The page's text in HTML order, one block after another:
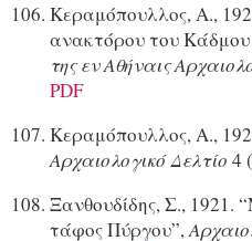
Κεραμόπουλλος, Α.,
ανακτόρου του Κάδμου
της εν Αθήναις
PDF
Κεραμόπουλλος, Α.,
Αρχαιολογικό Δελτίο 4
Ξανθουδίδης, Σ., 1921.
τάφος Πύργου”,